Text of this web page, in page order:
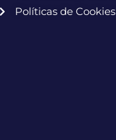
Políticas de Cookies